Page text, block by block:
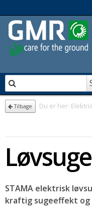
ELKÆR
NESBO
Tilbage Du er her:
STAMA elektrisk
kraftig sugeeffekt